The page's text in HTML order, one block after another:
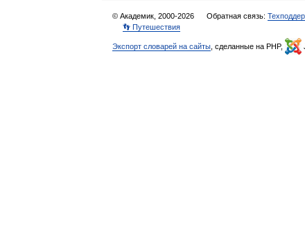
© Академик, 2000-2026 Обратная связь:
👣 Путешествия
Экспорт словарей на сайты , сделанные на PHP,